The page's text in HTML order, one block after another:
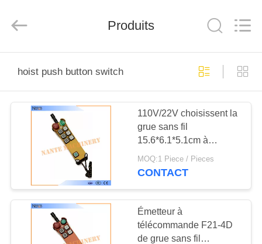
PRODUITS
PROPOS
NOUS
VISITE
Eqiupment
Co.,Ltd..
Reserved.
Produits
hoist push button switch
110V/22V choisissent la
grue sans fil
15.6*6.1*5.1cm à
télécommande de
vitesse
MOQ:1 Piece / Pieces
CONTACT
Émetteur à
télécommande F21-4D
de grue sans fil